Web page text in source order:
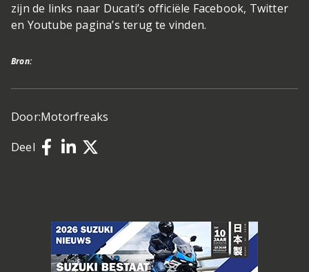
zijn de links naar Ducati’s officiële Facebook, Twitter
en Youtube pagina’s terug te vinden.
Bron:
Door:Motorfreaks
Deel